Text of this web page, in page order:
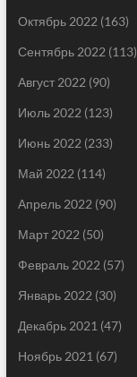
Октябрь 2022 (163)
Сентябрь 2022 (113)
Август 2022 (90)
Июль 2022 (123)
Июнь 2022 (233)
Май 2022 (114)
Апрель 2022 (90)
Март 2022 (50)
Февраль 2022 (57)
Январь 2022 (30)
Декабрь 2021 (47)
Ноябрь 2021 (67)